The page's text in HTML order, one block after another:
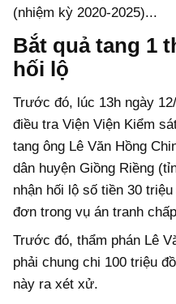
(nhiệm kỳ 2020-2025)...
Bắt quả tang 1
hối lộ
Trước đó, lúc 13h ngày
điều tra Viện Viện Kiểm
tang ông Lê Văn Hồng
dân huyện Giồng Riềng
nhận hối lộ số tiền 30
đơn trong vụ án tranh
Trước đó, thẩm phán Lê
phải chung chi 100 triệu
này ra xét xử.